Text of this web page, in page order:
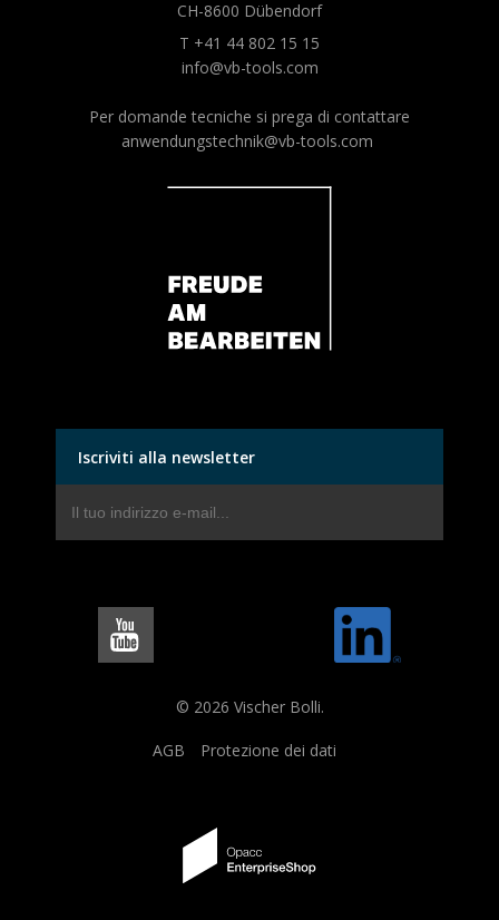
CH-8600 Dübendorf
T +41 44 802 15 15
info@vb-tools.com
Per domande tecniche si prega di contattare
anwendungstechnik@vb-tools.com
Iscriviti alla newsletter
© 2026 Vischer Bolli.
AGB Protezione dei dati